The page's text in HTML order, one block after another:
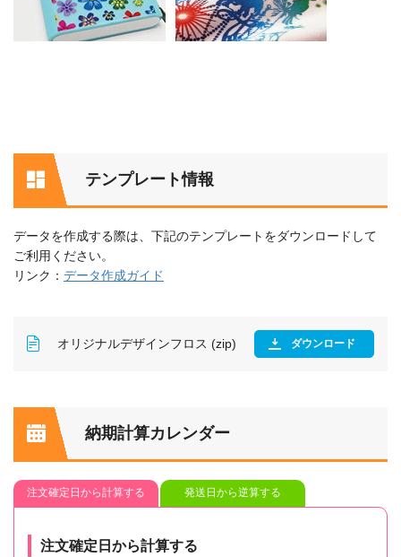
テンプレート情報
データを作成する際は、下記のテンプレートをダウンロードして
ご利用ください。
リンク： データ作成ガイド
オリジナルデザインフロス (zip) ダウンロード
納期計算カレンダー
注文確定日から計算する 発送日から逆算する
注文確定日から計算する